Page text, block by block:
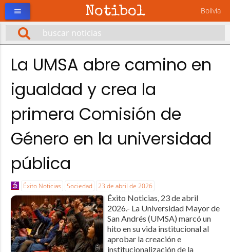
Notibol Bolivia
menu
La UMSA abre camino en
igualdad y crea la
primera Comisión de
Género en la universidad
pública
Éxito Noticias Sociedad 23 de abril de 2026
Éxito Noticias, 23 de abril
2026.- La Universidad Mayor de
San Andrés (UMSA) marcó un
hito en su vida institucional al
aprobar la creación e
institucionalización de la